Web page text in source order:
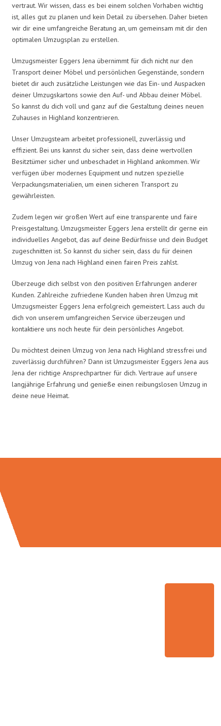
vertraut. Wir wissen, dass es bei einem solchen Vorhaben wichtig
ist, alles gut zu planen und kein Detail zu übersehen. Daher bieten
wir dir eine umfangreiche Beratung an, um gemeinsam mit dir den
optimalen Umzugsplan zu erstellen.
Umzugsmeister Eggers Jena übernimmt für dich nicht nur den
Transport deiner Möbel und persönlichen Gegenstände, sondern
bietet dir auch zusätzliche Leistungen wie das Ein- und Auspacken
deiner Umzugskartons sowie den Auf- und Abbau deiner Möbel.
So kannst du dich voll und ganz auf die Gestaltung deines neuen
Zuhauses in Highland konzentrieren.
Unser Umzugsteam arbeitet professionell, zuverlässig und
effizient. Bei uns kannst du sicher sein, dass deine wertvollen
Besitztümer sicher und unbeschadet in Highland ankommen. Wir
verfügen über modernes Equipment und nutzen spezielle
Verpackungsmaterialien, um einen sicheren Transport zu
gewährleisten.
Zudem legen wir großen Wert auf eine transparente und faire
Preisgestaltung. Umzugsmeister Eggers Jena erstellt dir gerne ein
individuelles Angebot, das auf deine Bedürfnisse und dein Budget
zugeschnitten ist. So kannst du sicher sein, dass du für deinen
Umzug von Jena nach Highland einen fairen Preis zahlst.
Überzeuge dich selbst von den positiven Erfahrungen anderer
Kunden. Zahlreiche zufriedene Kunden haben ihren Umzug mit
Umzugsmeister Eggers Jena erfolgreich gemeistert. Lass auch du
dich von unserem umfangreichen Service überzeugen und
kontaktiere uns noch heute für dein persönliches Angebot.
Du möchtest deinen Umzug von Jena nach Highland stressfrei und
zuverlässig durchführen? Dann ist Umzugsmeister Eggers Jena aus
Jena der richtige Ansprechpartner für dich. Vertraue auf unsere
langjährige Erfahrung und genieße einen reibungslosen Umzug in
deine neue Heimat.